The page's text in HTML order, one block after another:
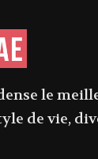
le
de vie,